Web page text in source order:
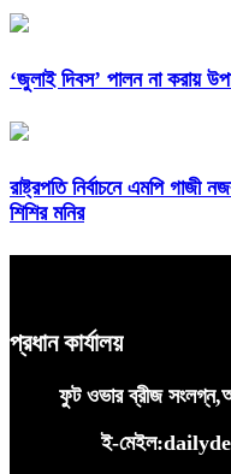
‘জুলাই দিবস’ পালন না করায়
রাষ্ট্রপতি নির্বাচনে এমপি
শিশির মনির
প্রধান কার্যালয়
ফুট ওভার ব্রীজ
ই-